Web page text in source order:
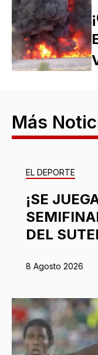
Más
EL DEPORTE
¡SE
DEL
8 Agosto 2026